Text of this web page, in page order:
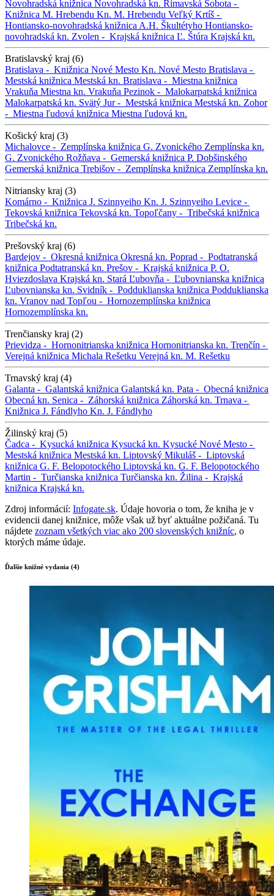
Novohradská knižnica Novohradská kn. Rimavská Sobota -
Knižnica M. Hrebendu Kn. M. Hrebendu Veľký Krtíš -
Hontiansko-novohradská knižnica A.H. Škultétyho Hontiansko-
novohradská kn. Zvolen - Krajská knižnica Ľ. Štúra Krajská kn.
Bratislavský kraj (6)
Bratislava - Knižnica Nové Mesto Kn. Nové Mesto Bratislava -
Mestská knižnica Mestská kn. Bratislava - Miestna knižnica
Vrakuňa Miestna kn. Vrakuňa Pezinok - Malokarpatská knižnica
Malokarpatská kn. Svätý Jur - Mestská knižnica Mestská kn. Zohor
- Miestna ľudová knižnica Miestna ľudová kn.
Košický kraj (3)
Michalovce - Zemplínska knižnica G. Zvonického Zemplínska kn.
G. Zvonického Rožňava - Gemerská knižnica P. Dobšinského
Gemerská knižnica Trebišov - Zemplínska knižnica Zemplínska kn.
Nitriansky kraj (3)
Komárno - Knižnica J. Szinnyeiho Kn. J. Szinnyeiho Levice -
Tekovská knižnica Tekovská kn. Topoľčany - Tribečská knižnica
Tribečská kn.
Prešovský kraj (6)
Bardejov - Okresná knižnica Okresná kn. Poprad - Podtatranská
knižnica Podtatranská kn. Prešov - Krajská knižnica P. O.
Hviezdoslava Krajská kn. Stará Ľubovňa - Ľubovnianska knižnica
Ľubovnianska kn. Svidník - Podduklianska knižnica Podduklianska
kn. Vranov nad Topľou - Hornozemplínska knižnica
Hornozemplínska kn.
Trenčiansky kraj (2)
Prievidza - Hornonitrianska knižnica Hornonitrianska kn. Trenčín -
Verejná knižnica Michala Rešetku Verejná kn. M. Rešetku
Trnavský kraj (4)
Galanta - Galantská knižnica Galantská kn. Pata - Obecná knižnica
Obecná kn. Senica - Záhorská knižnica Záhorská kn. Trnava -
Knižnica J. Fándlyho Kn. J. Fándlyho
Žilinský kraj (5)
Čadca - Kysucká knižnica Kysucká kn. Kysucké Nové Mesto -
Mestská knižnica Mestská kn. Liptovský Mikuláš - Liptovská
knižnica G. F. Belopotockého Liptovská kn. G. F. Belopotockého
Martin - Turčianska knižnica Turčianska kn. Žilina - Krajská
knižnica Krajská kn.
Zdroj informácií: Infogate.sk. Údaje hovoria o tom, že kniha je v
evidencii danej knižnice, môže však už byť aktuálne požičaná. Tu
nájdete zoznam všetkých viac ako 200 slovenských knižníc, o
ktorých máme údaje.
Ďalšie knižné vydania (4)